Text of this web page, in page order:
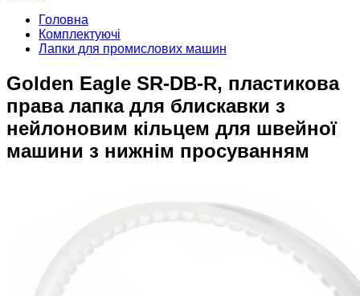
Головна
Комплектуючі
Лапки для промислових машин
Golden Eagle SR-DB-R, пластикова
права лапка для блискавки з
нейлоновим кільцем для швейної
машини з нижнім просуванням